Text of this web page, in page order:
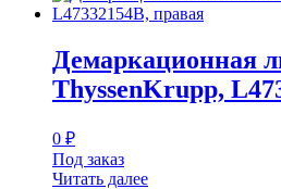
Демаркационная
ThyssenKrupp,
0 ₽
Под заказ
Читать далее